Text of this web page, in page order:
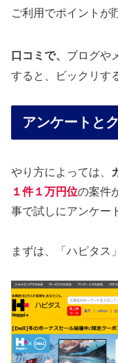
ご利用でポイントが
口コミで、 ブログや
すると、ビックリす
アンケートと
やり方によっては、
１件１万円位の案件
事で試しにアンケー
まずは、「ハピタス